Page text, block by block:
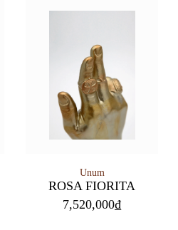
Unum
ROSA FIORITA
7,520,000₫